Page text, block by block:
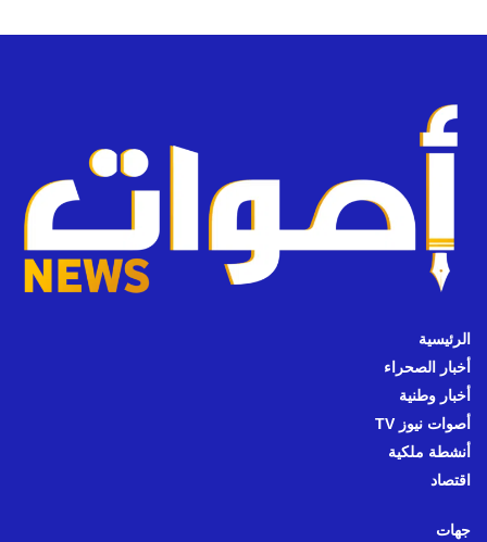
الرئيسية
أخبار الصحراء
أخبار وطنية
أصوات نيوز TV
أنشطة ملكية
اقتصاد
جهات